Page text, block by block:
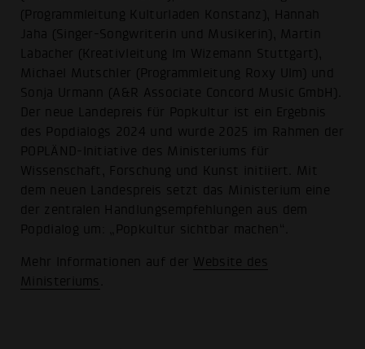
(Programmleitung Kulturladen Konstanz), Hannah
Jaha (Singer-Songwriterin und Musikerin), Martin
Labacher (Kreativleitung Im Wizemann Stuttgart),
Michael Mutschler (Programmleitung Roxy Ulm) und
Sonja Urmann (A&R Associate Concord Music GmbH).
Der neue Landepreis für Popkultur ist ein Ergebnis
des Popdialogs 2024 und wurde 2025 im Rahmen der
POPLÄND-Initiative des Ministeriums für
Wissenschaft, Forschung und Kunst initiiert. Mit
dem neuen Landespreis setzt das Ministerium eine
der zentralen Handlungsempfehlungen aus dem
Popdialog um: „Popkultur sichtbar machen“.
Mehr Informationen auf der Website des
Ministeriums